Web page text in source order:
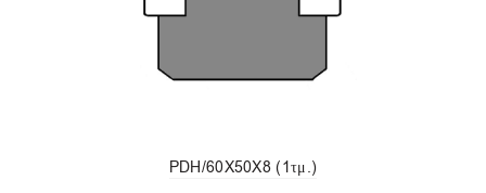
PDH/60X50X8 (1τμ.)